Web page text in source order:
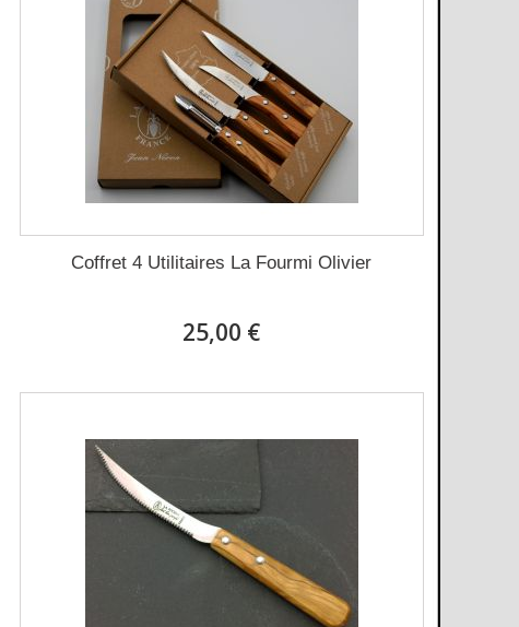
Coffret 4 Utilitaires La Fourmi Olivier
25,00 €